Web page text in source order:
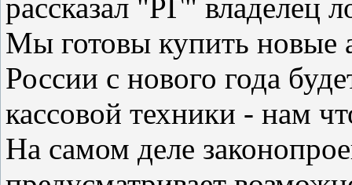
рассказал "РГ" владелец
Мы готовы купить новые
России с нового года
кассовой техники - нам
На самом деле